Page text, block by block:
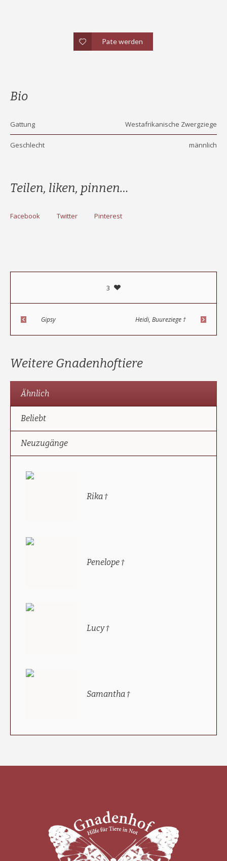
Pate werden
Bio
Gattung Westafrikanische Zwergziege
Geschlecht männlich
Teilen, liken, pinnen…
Facebook Twitter Pinterest
3
Gipsy Heidi, Buureziege †
Weitere Gnadenhoftiere
Ähnlich
Beliebt
Neuzugänge
Rika †
Penelope †
Lucy †
Samantha †